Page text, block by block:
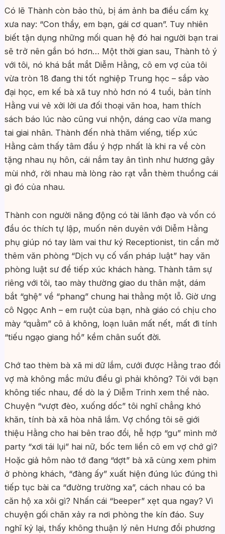
Có lẽ Thành còn bảo thủ, bị ám ảnh ba điều cấm kỵ
xưa nay: “Con thầy, em bạn, gái cơ quan”. Tuy nhiên
biết tận dụng những mối quan hệ đó hai người bạn trai
sẽ trở nên gắn bó hơn… Một thời gian sau, Thành tỏ ý
với tôi, nó khá bắt mắt Diễm Hằng, cô em vợ của tôi
vừa tròn 18 đang thi tốt nghiệp Trung học – sắp vào
đại học, em kế bà xã tuy nhỏ hơn nó 4 tuổi, bản tính
Hằng vui vẻ xởi lởi ưa đối thoại văn hoa, ham thích
sách báo lúc nào cũng vui nhộn, dáng cao vừa mang
tai giai nhân. Thành đến nhà thăm viếng, tiếp xúc
Hằng cảm thấy tâm đầu ý hợp nhất là khi ra về còn
tặng nhau nụ hôn, cái nắm tay ân tình như hương gây
mùi nhớ, rời nhau mà lòng rào rạt vẫn thèm thuồng cái
gì đó của nhau.
Thành con người năng động có tài lãnh đạo và vốn có
đầu óc thích tự lập, muốn nên duyên với Diễm Hằng
phụ giúp nó tay làm vai thư ký Receptionist, tin cẩn mở
thêm văn phòng “Dịch vụ cố vấn pháp luật” hay văn
phòng luật sư để tiếp xúc khách hàng. Thành tâm sự
riêng với tôi, tao mày thường giao du thân mật, dám
bắt “ghệ” về “phang” chung hai thằng một lỗ. Giờ ưng
cô Ngọc Anh – em ruột của bạn, nhà giáo có chịu cho
mày “quằm” cô ả không, loạn luân mất nết, mất đi tính
“tiếu ngạo giang hồ” kềm chân suốt đời.
Chớ tao thèm bà xã mi dữ lắm, cưới được Hằng trao đổi
vợ mà không mắc mứu điều gì phải không? Tôi với bạn
không tiếc nhau, để dò la ý Diễm Trinh xem thể nào.
Chuyện “vượt đèo, xuống dốc” tôi nghĩ chẳng khó
khăn, tính bà xã hòa nhã lắm. Vợ chồng tôi sẽ giới
thiệu Hằng cho hai bên trao đổi, hễ hợp “gu” mình mở
party “xơi tái lụi” hai nữ, bốc tem liền cô em vợ chớ gì?
Hoặc giả hôm nào tớ đang “dợt” bà xã cùng xem phim
ở phòng khách, “đàng ấy” xuất hiện đúng lúc đúng thì
tiếp tục bài ca “đường trường xa”, cách nhau có ba
căn hộ xa xôi gì? Nhấn cái “beeper” xẹt qua ngay? Vì
chuyện gối chăn xảy ra nơi phòng the kín đáo. Suy
nghĩ kỷ lại, thấy không thuận lý nên Hưng đổi phương